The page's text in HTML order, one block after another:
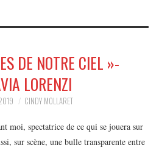
DE NOTRE CIEL »-
LORENZI
CINDY MOLLARET
moi, spectatrice de ce qui se jouera sur
sur scène, une bulle transparente entre